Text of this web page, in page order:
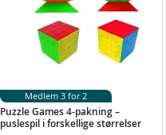
Puzzle Games 4-pakning –
puslespil i forskellige størrelser
Medlem 3 for 2